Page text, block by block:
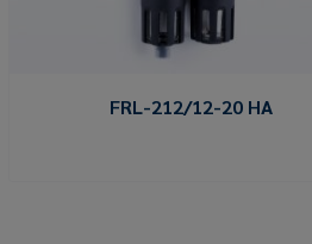
FRL-212/12-20 HA